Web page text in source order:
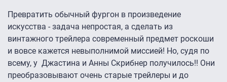
Превратить обычный фургон в произведение
искусства - задача непростая, а сделать из
винтажного трейлера современный предмет роскоши
и вовсе кажется невыполнимой миссией! Но, судя по
всему, у Джастина и Анны Скрибнер получилось!! Они
преобразовывают очень старые трейлеры и до